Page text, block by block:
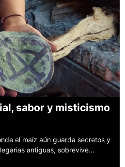
sabor y misticismo
el maíz aún guarda secretos y
antiguas, sobrevive...